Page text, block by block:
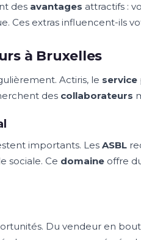
des avantages attractifs :
Ces extras influencent-ils
à Bruxelles
Actiris, le service
des collaborateurs
importants. Les ASBL
sociale. Ce domaine offre
Du vendeur en